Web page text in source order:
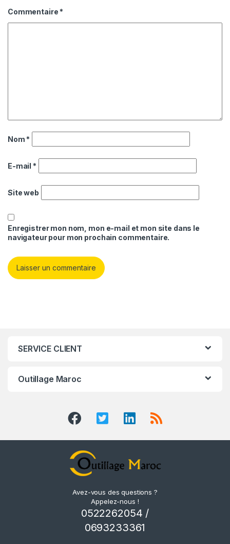
Commentaire *
Nom *
E-mail *
Site web
Enregistrer mon nom, mon e-mail et mon site dans le
navigateur pour mon prochain commentaire.
SERVICE CLIENT
Outillage Maroc
Avez-vous des questions ?
Appelez-nous !
0522262054 /
0693233361